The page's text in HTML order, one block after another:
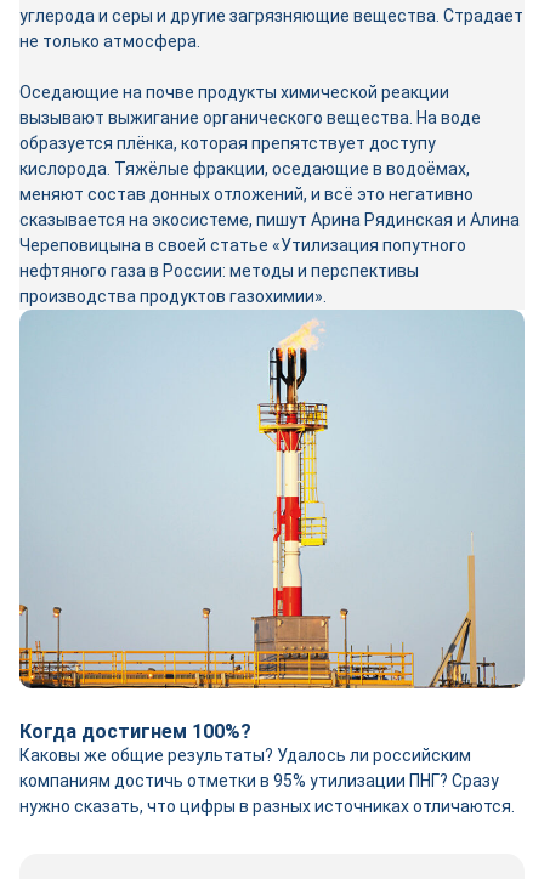
углерода и серы и другие загрязняющие вещества. Страдает
не только атмосфера.
Оседающие на почве продукты химической реакции
вызывают выжигание органического вещества. На воде
образуется плёнка, которая препятствует доступу
кислорода. Тяжёлые фракции, оседающие в водоёмах,
меняют состав донных отложений, и всё это негативно
сказывается на экосистеме, пишут Арина Рядинская и Алина
Череповицына в своей статье «Утилизация попутного
нефтяного газа в России: методы и перспективы
производства продуктов газохимии».
Когда достигнем 100%?
Каковы же общие результаты? Удалось ли российским
компаниям достичь отметки в 95% утилизации ПНГ? Сразу
нужно сказать, что цифры в разных источниках отличаются.